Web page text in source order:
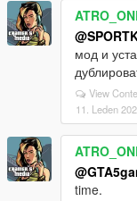
мод и
View
11. Leden
time.